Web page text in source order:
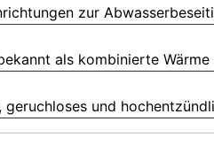
zur
als kombinierte
und